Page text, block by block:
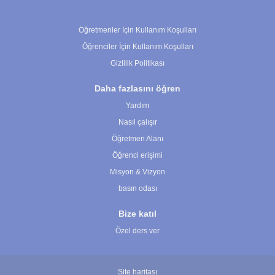
Öğretmenler İçin Kullanım Koşulları
Öğrenciler İçin Kullanım Koşulları
Gizlilik Politikası
Daha fazlasını öğren
Yardım
Nasıl çalışır
Öğretmen Alanı
Öğrenci erişimi
Misyon & Vizyon
basın odası
Bize katıl
Özel ders ver
Site haritası